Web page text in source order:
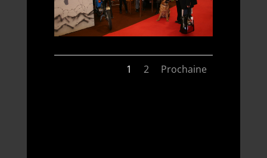
1 2 Prochaine